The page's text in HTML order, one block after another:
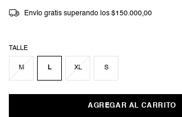
Envío gratis superando los $150.000,00
TALLE
M L XL S